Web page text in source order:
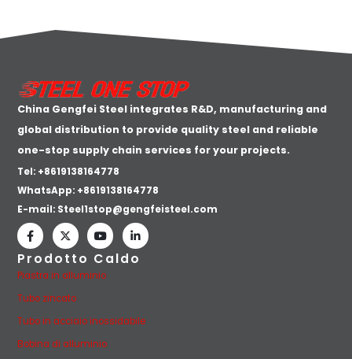
China Gengfei Steel integrates R&D, manufacturing and
global distribution to provide quality steel and reliable
one-stop supply chain services for your projects.
Tel: +8619138164778
WhatsApp: +8619138164778
E-mail: Steel1stop@gengfeisteel.com
Prodotto Caldo
Piastra in alluminio
Tubo zincato
Tubo in acciaio inossidabile
Bobina di alluminio